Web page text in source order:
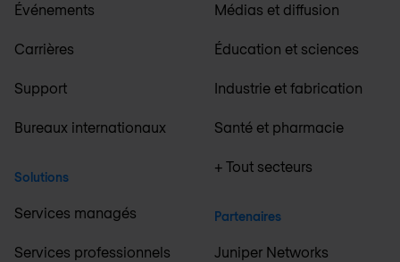
Événements
Carrières
Support
Bureaux internationaux
Solutions
Services managés
Services professionnels
Médias et diffusion
Éducation et sciences
Industrie et fabrication
Santé et pharmacie
+ Tout secteurs
Partenaires
Juniper Networks